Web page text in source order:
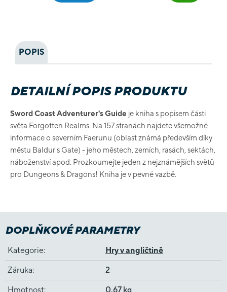
POPIS
DETAILNÍ POPIS PRODUKTU
Sword Coast Adventurer's Guide je kniha s popisem části
světa Forgotten Realms. Na 157 stranách najdete všemožné
informace o severním Faerunu (oblast známá především díky
městu Baldur's Gate) - jeho městech, zemích, rasách, sektách,
náboženství apod. Prozkoumejte jeden z nejznámějších světů
pro Dungeons & Dragons! Kniha je v pevné vazbě.
DOPLŇKOVÉ PARAMETRY
Kategorie: Hry v angličtině
Záruka: 2
Hmotnost: 0.67 kg